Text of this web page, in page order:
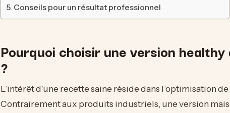
Conseils pour un résultat professionnel
Pourquoi choisir une version
?
L’intérêt d’une recette saine réside dans l’optimisation
Contrairement aux produits industriels, une version